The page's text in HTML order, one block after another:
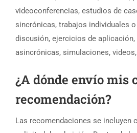
videoconferencias, estudios de
sincrónicas, trabajos individuales
discusión, ejercicios de aplicación,
asincrónicas, simulaciones,
¿A dónde envío mis
recomendación?
Las recomendaciones se incluyen